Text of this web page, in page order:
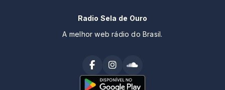
Radio Sela de Ouro
A melhor web rádio do Brasil.